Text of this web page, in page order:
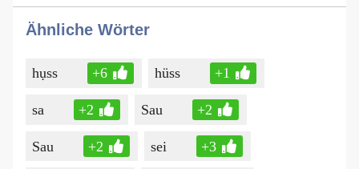
Ähnliche Wörter
hụss +6 hüss +1
sa +2 Sau +2
Sau +2 sei +3